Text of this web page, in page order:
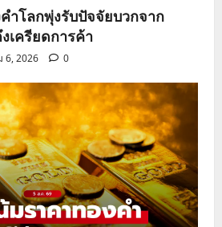
ำโลกพุ่งรับปัจจัยบวกจาก
เครียดการค้า
6, 2026 0